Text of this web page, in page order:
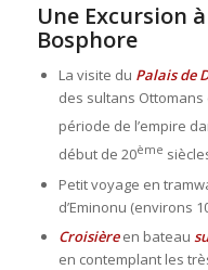
Une Excursion
Bosphore
La visite du Palais de
des sultans
période de l’empire
début de 20ème
Petit voyage en
d’Eminonu (environs
Croisièreen bateau
en contemplant les